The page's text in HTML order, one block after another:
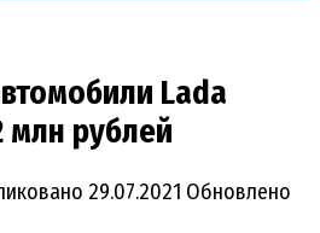
Lada
млн рублей
29.07.2021 Обновлено